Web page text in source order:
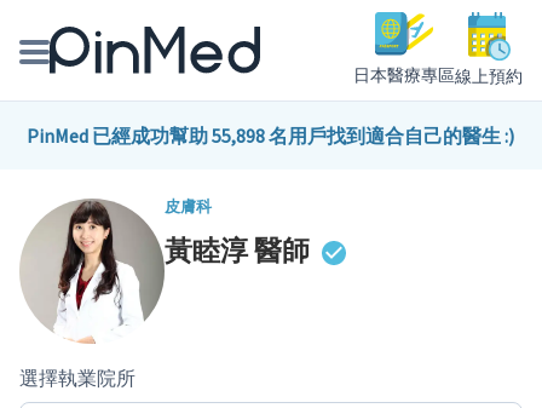
日本醫療專區線上預約
線上預約醫師、院所
醫師專欄專訪
健康主題館
PinMed 已經成功幫助 55,898 名用戶找到適合自己的醫生 :)
皮膚科
黃睦淳醫師
選擇執業院所